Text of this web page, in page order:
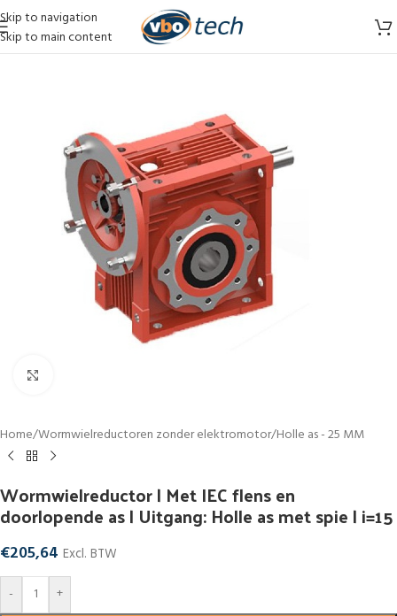
Skip to navigation
Skip to main content
Home/Wormwielreductoren zonder elektromotor/Holle as - 25 MM
Wormwielreductor | Met IEC flens en
doorlopende as | Uitgang: Holle as met spie | i=15
€205,64 Excl. BTW
-
+